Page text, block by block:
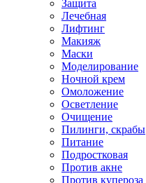
Защита
Лечебная
Лифтинг
Макияж
Маски
Моделирование
Ночной крем
Омоложение
Осветление
Очищение
Пилинги, скрабы
Питание
Подростковая
Против акне
Против купероза